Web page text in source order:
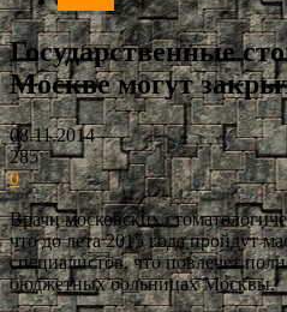
Государственные
Москве могут
08.11.2014
285
0
Врачи московских
что до лета 2015 года пройдут
специалистов, что повлечет
бюджетных больницах Москвы.